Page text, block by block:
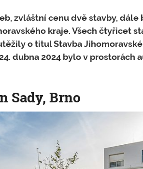
zvláštní cenu dvě stavby, dále
kraje. Všech čtyřicet
o titul Stavba
dubna 2024 bylo v prostorách
Sady, Brno